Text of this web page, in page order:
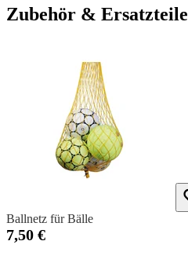
Zubehör & Ersatzteile
Ballnetz für Bälle
7,50 €